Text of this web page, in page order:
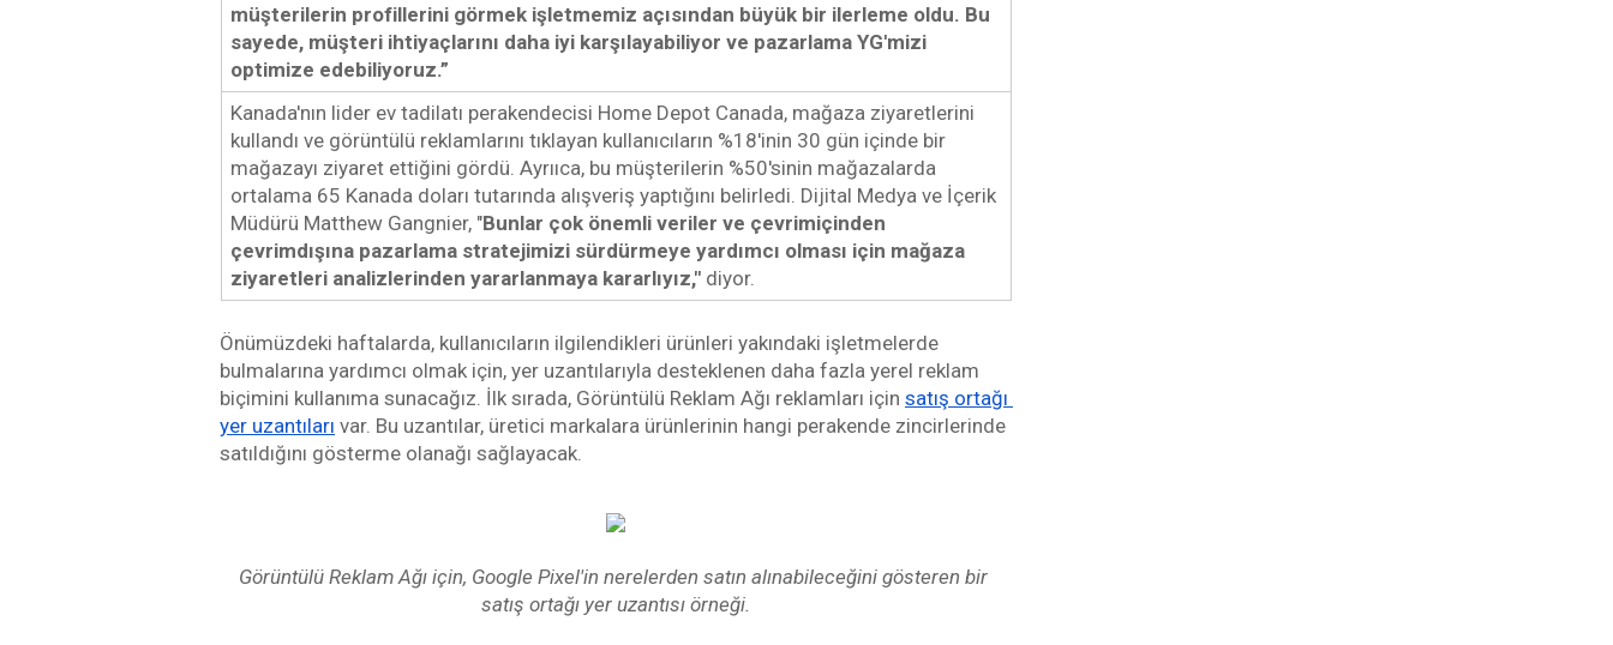
müşterilerin profillerini görmek işletmemiz açısından büyük bir ilerleme oldu. Bu
sayede, müşteri ihtiyaçlarını daha iyi karşılayabiliyor ve pazarlama YG'mizi
optimize edebiliyoruz.”
Kanada'nın lider ev tadilatı perakendecisi Home Depot Canada, mağaza ziyaretlerini
kullandı ve görüntülü reklamlarını tıklayan kullanıcıların %18'inin 30 gün içinde bir
mağazayı ziyaret ettiğini gördü. Ayrııca, bu müşterilerin %50'sinin mağazalarda
ortalama 65 Kanada doları tutarında alışveriş yaptığını belirledi. Dijital Medya ve İçerik
Müdürü Matthew Gangnier, "Bunlar çok önemli veriler ve çevrimiçinden
çevrimdışına pazarlama stratejimizi sürdürmeye yardımcı olması için mağaza
ziyaretleri analizlerinden yararlanmaya kararlıyız," diyor.
Önümüzdeki haftalarda, kullanıcıların ilgilendikleri ürünleri yakındaki işletmelerde
bulmalarına yardımcı olmak için, yer uzantılarıyla desteklenen daha fazla yerel reklam
biçimini kullanıma sunacağız. İlk sırada, Görüntülü Reklam Ağı reklamları için satış ortağı
yer uzantıları var. Bu uzantılar, üretici markalara ürünlerinin hangi perakende zincirlerinde
satıldığını gösterme olanağı sağlayacak.
Görüntülü Reklam Ağı için, Google Pixel'in nerelerden satın alınabileceğini gösteren bir
satış ortağı yer uzantısı örneği.